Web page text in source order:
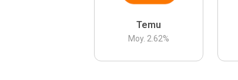
Temu
Moy. 2.62%